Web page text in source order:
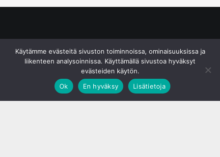
Käytämme evästeitä sivuston toiminnoissa, ominaisuuksissa ja
liikenteen analysoinnissa. Käyttämällä sivustoa hyväksyt
evästeiden käytön.
Ok
En hyväksy Lisätietoja